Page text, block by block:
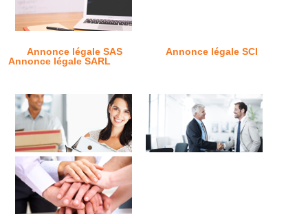
Annonce légale SAS
Annonce légale SCI
Annonce légale SARL